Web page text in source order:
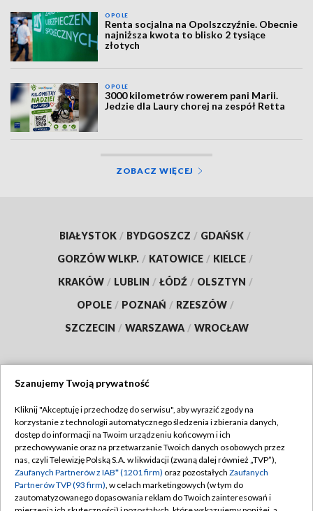
OPOLE
Renta socjalna na Opolszczyźnie. Obecnie
najniższa kwota to blisko 2 tysiące
złotych
OPOLE
3000 kilometrów rowerem pani Marii.
Jedzie dla Laury chorej na zespół Retta
ZOBACZ WIĘCEJ
BIAŁYSTOK / BYDGOSZCZ / GDAŃSK /
GORZÓW WLKP. / KATOWICE / KIELCE /
KRAKÓW / LUBLIN / ŁÓDŹ / OLSZTYN /
OPOLE / POZNAŃ / RZESZÓW /
SZCZECIN / WARSZAWA / WROCŁAW
TVP
Abonament TVP
Emisja w TVP
Centrum informacji TVP
Regulamin TVP
Polityka prywatności
Moje zgody
Szanujemy Twoją prywatność
Kliknij "Akceptuję i przechodzę do serwisu", aby wyrazić zgody na
korzystanie z technologii automatycznego śledzenia i zbierania danych,
dostęp do informacji na Twoim urządzeniu końcowym i ich
przechowywanie oraz na przetwarzanie Twoich danych osobowych przez
nas, czyli Telewizję Polską S.A. w likwidacji (zwaną dalej również „TVP”),
Zaufanych Partnerów z IAB* (1201 firm) oraz pozostałych Zaufanych
Partnerów TVP (93 firm), w celach marketingowych (w tym do
zautomatyzowanego dopasowania reklam do Twoich zainteresowań i